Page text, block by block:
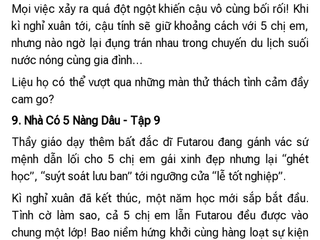
Mọi việc xảy ra quá đột ngột khiến cậu vô cùng bối rối! Khi
kì nghỉ xuân tới, cậu tính sẽ giữ khoảng cách với 5 chị em,
nhưng nào ngờ lại đụng trán nhau trong chuyến du lịch suối
nước nóng cùng gia đình…
Liệu họ có thể vượt qua những màn thử thách tình cảm đầy
cam go?
9. Nhà Có 5 Nàng Dâu - Tập 9
Thầy giáo dạy thêm bất đắc dĩ Futarou đang gánh vác sứ
mệnh dẫn lối cho 5 chị em gái xinh đẹp nhưng lại “ghét
học”, “suýt soát lưu ban” tới ngưỡng cửa “lễ tốt nghiệp”.
Kì nghỉ xuân đã kết thúc, một năm học mới sắp bắt đầu.
Tình cờ làm sao, cả 5 chị em lẫn Futarou đều được vào
chung một lớp! Bao niềm hứng khởi cùng hàng loạt sự kiện